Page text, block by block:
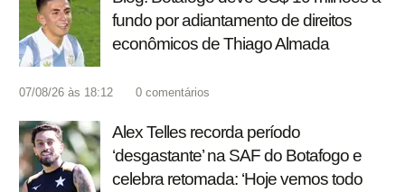
fundo por adiantamento de direitos
econômicos de Thiago Almada
07/08/26 às 18:12 0 comentários
Alex Telles recorda período
‘desgastante’ na SAF do Botafogo e
celebra retomada: ‘Hoje vemos todo